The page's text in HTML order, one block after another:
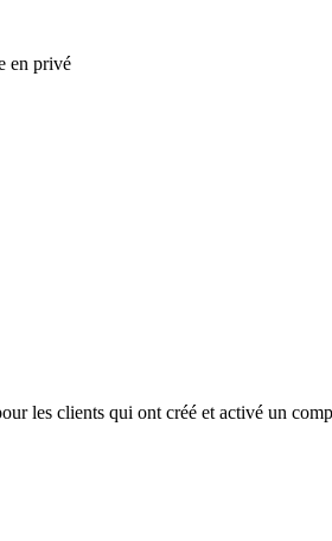
en privé
les clients qui ont créé et activé un